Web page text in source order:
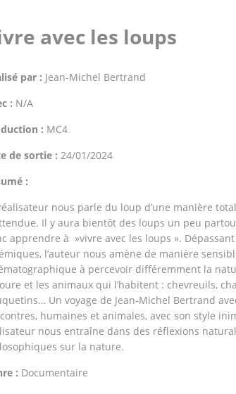
avec les loups
par : Jean-Michel Bertrand
: N/A
: MC4
de sortie : 24/01/2024
:
nous parle du loup d’une manière
Il y aura bientôt des loups un peu
apprendre à »vivre avec les loups ».
l’auteur nous amène de manière
à percevoir différemment la
et les animaux qui l’habitent : chevreuils,
Un voyage de Jean-Michel Bertrand
humaines et animales, avec son style
nous entraîne dans des réflexions
sur la nature.
: Documentaire